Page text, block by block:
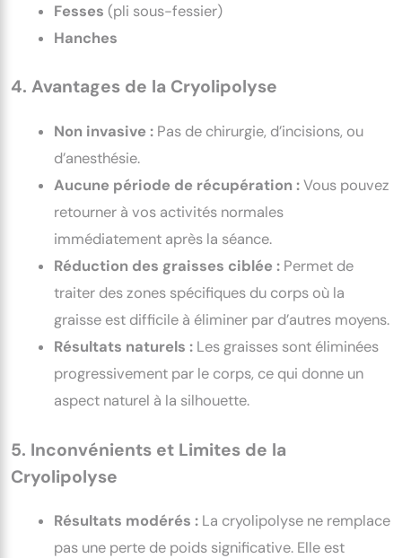
Fesses (pli sous-fessier)
Hanches
4. Avantages de la Cryolipolyse
Non invasive : Pas de chirurgie, d’incisions, ou
d’anesthésie.
Aucune période de récupération :Vous pouvez
retourner à vos activités normales
immédiatement après la séance.
Réduction des graisses ciblée : Permet de
traiter des zones spécifiques du corps où la
graisse est difficile à éliminer par d’autres moyens.
Résultats naturels : Les graisses sont éliminées
progressivement par le corps, ce qui donne un
aspect naturel à la silhouette.
5. Inconvénients et Limites de la
Cryolipolyse
Résultats modérés : La cryolipolyse ne remplace
pas une perte de poids significative. Elle est